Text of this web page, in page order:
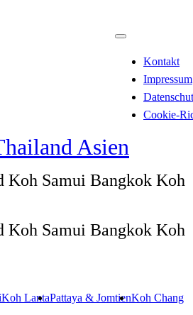
Kontakt
Impressum
Cookie-
Asien
Koh Samui Bangkok Koh
Koh Samui Bangkok Koh
Koh LantaPattaya & JomtienKoh Chang